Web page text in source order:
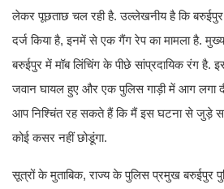
लेकर पूछताछ चल रही है. उल्लेखनीय है कि
दर्ज किया है, इनमें से एक गैंग रेप का मामला है.
बरुईपुर में मॉब लिंचिंग के पीछे सांप्रदायिक रंग है.
जवान घायल हुए और एक पुलिस गाड़ी में आग लगा
आप निश्चिंत रह सकते हैं कि मैं इस घटना से जुड़े
कोई कसर नहीं छोडूंगा.
सूत्रों के मुताबिक, राज्य के पुलिस प्रमुख बरुईपुर